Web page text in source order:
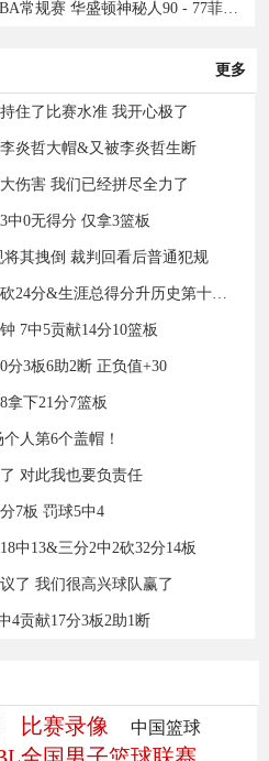
2024年09月06日 09月06日WNBA常规赛 华盛顿神秘人90 - 77菲尼克斯水星 全场集锦
更多
住了比赛水准 我开心极了
炎哲大帽&又被李炎哲生断
伤害 我们已经拼尽全力了
中0无得分 仅拿3篮板
其拽倒 裁判回看后普通犯规
教练教你打篮球！周鹏13中10砍24分&生涯总得分升历史第十三！
7中5贡献14分10篮板
分3板6助2断 正负值+30
拿下21分7篮板
人第6个盖帽！
对此我也要负责任
7板 罚球5中4
中13&三分2中2砍32分14板
了 我们很高兴球队赢了
4贡献17分3板2助1断
比赛录像 中国篮球